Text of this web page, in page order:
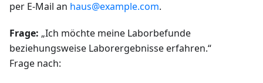
per E-Mail an haus@example.com.
Frage: „Ich möchte meine Laborbefunde
beziehungsweise Laborergebnisse erfahren.“
Frage nach: